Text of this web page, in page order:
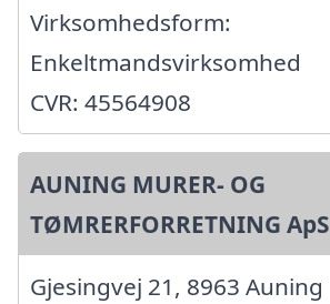
Virksomhedsform:
Enkeltmandsvirksomhed
CVR: 45564908
AUNING MURER- OG
TØMRERFORRETNING ApS
Gjesingvej 21, 8963 Auning